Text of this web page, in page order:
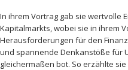
In ihrem Vortrag gab sie wertvolle
Kapitalmarkts, wobei sie in ihrem
Herausforderungen für den
und spannende Denkanstöße für
gleichermaßen bot. So erzählte